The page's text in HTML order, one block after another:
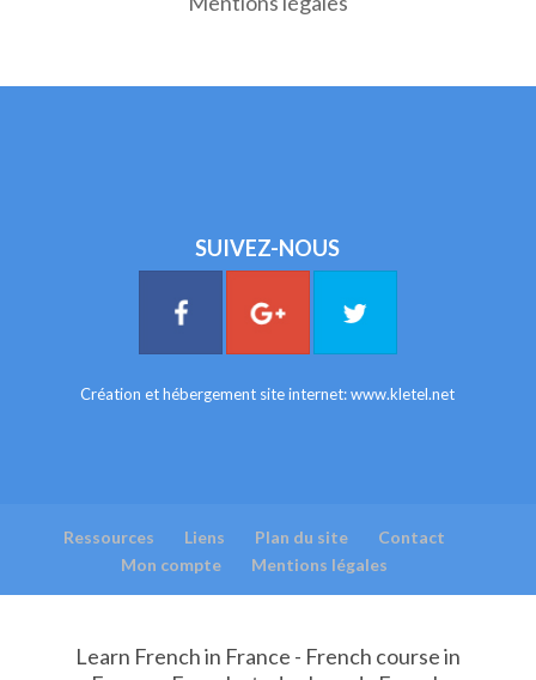
SUIVEZ-NOUS
Création et hébergement site internet:www.kletel.net
Ressources Liens Plan du site
Contact
Mon compte
Mentions légales
Learn French in France - French course in